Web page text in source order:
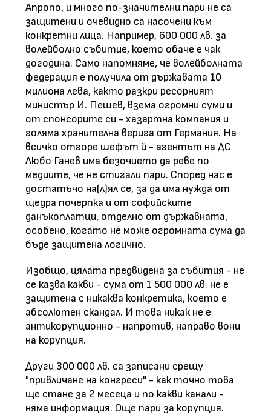
Апропо, и много по-значителни пари не са
защитени и очевидно са насочени към
конкретни лица. Например, 600 000 лв. за
волейболно събитие, което обаче е чак
догодина. Само напомняме, че волейболната
федерация е получила от държавата 10
милиона лева, както разкри ресорният
министър И. Пешев, взема огромни суми и
от спонсорите си - хазартна компания и
голяма хранителна верига от Германия. На
всичко отгоре шефът й - агентът на ДС
Любо Ганев има безочието да реве по
медиите, че не стигали пари. Според нас е
достатъчо на(л)ял се, за да има нужда от
щедра почерпка и от софийските
данъкоплатци, отделно от държавната,
особено, когато не може огромната сума да
бъде защитена логично.
Изобщо, цялата предвидена за събития - не
се казва какви - сума от 1 500 000 лв. не е
защитена с никаква конкретика, което е
абсолютен скандал. И това никак не е
антикорупционно - напротив, направо вони
на корупция.
Други 300 000 лв. са записани срещу
"привличане на конгреси" - как точно това
ще стане за 2 месеца и по какви канали -
няма информация. Още пари за корупция.